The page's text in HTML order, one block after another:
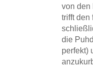
von den
trifft den
die
perfekt)